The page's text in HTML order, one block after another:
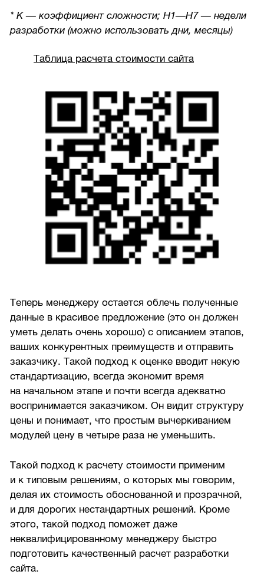
* К — коэффициент сложности; Н1—Н7 — недели
разработки (можно использовать дни, месяцы)
Таблица расчета стоимости сайта
Теперь менеджеру остается облечь полученные
данные в красивое предложение (это он должен
уметь делать очень хорошо) с описанием этапов,
ваших конкурентных преимуществ и отправить
заказчику. Такой подход к оценке вводит некую
стандартизацию, всегда экономит время
на начальном этапе и почти всегда адекватно
воспринимается заказчиком. Он видит структуру
цены и понимает, что простым вычеркиванием
модулей цену в четыре раза не уменьшить.
Такой подход к расчету стоимости применим
и к типовым решениям, о которых мы говорим,
делая их стоимость обоснованной и прозрачной,
и для дорогих нестандартных решений. Кроме
этого, такой подход поможет даже
неквалифицированному менеджеру быстро
подготовить качественный расчет разработки
сайта.